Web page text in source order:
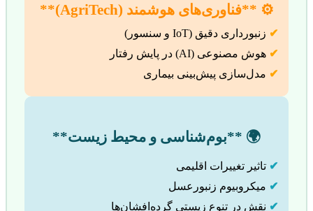
⚙️ **فناوری‌های هوشمند (AgriTech)**
✔ زنبورداری دقیق (IoT و سنسور)
✔ هوش مصنوعی (AI) در پایش رفتار
✔ مدل‌سازی پیش‌بینی بیماری
🌍 **بوم‌شناسی و محیط زیست**
✔ تاثیر تغییرات اقلیمی
✔ میکروبیوم زنبورعسل
✔ نقش در تنوع زیستی گرده‌افشان‌ها